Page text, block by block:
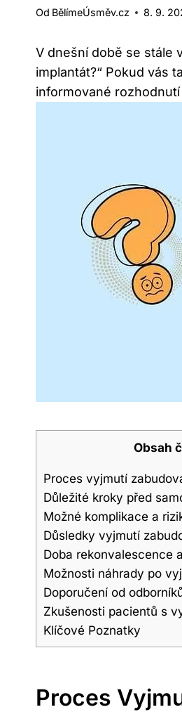
Od BělímeÚsměv.cz 8. 9.
V dnešní době se stále
implantát?“ Pokud vás
informované
Obsah
Proces vyjmutí
Důležité kroky před
Možné komplikace a
Důsledky vyjmutí
Doba rekonvalescence
Možnosti náhrady po
Doporučení od
Zkušenosti pacientů s
Klíčové Poznatky
Proces